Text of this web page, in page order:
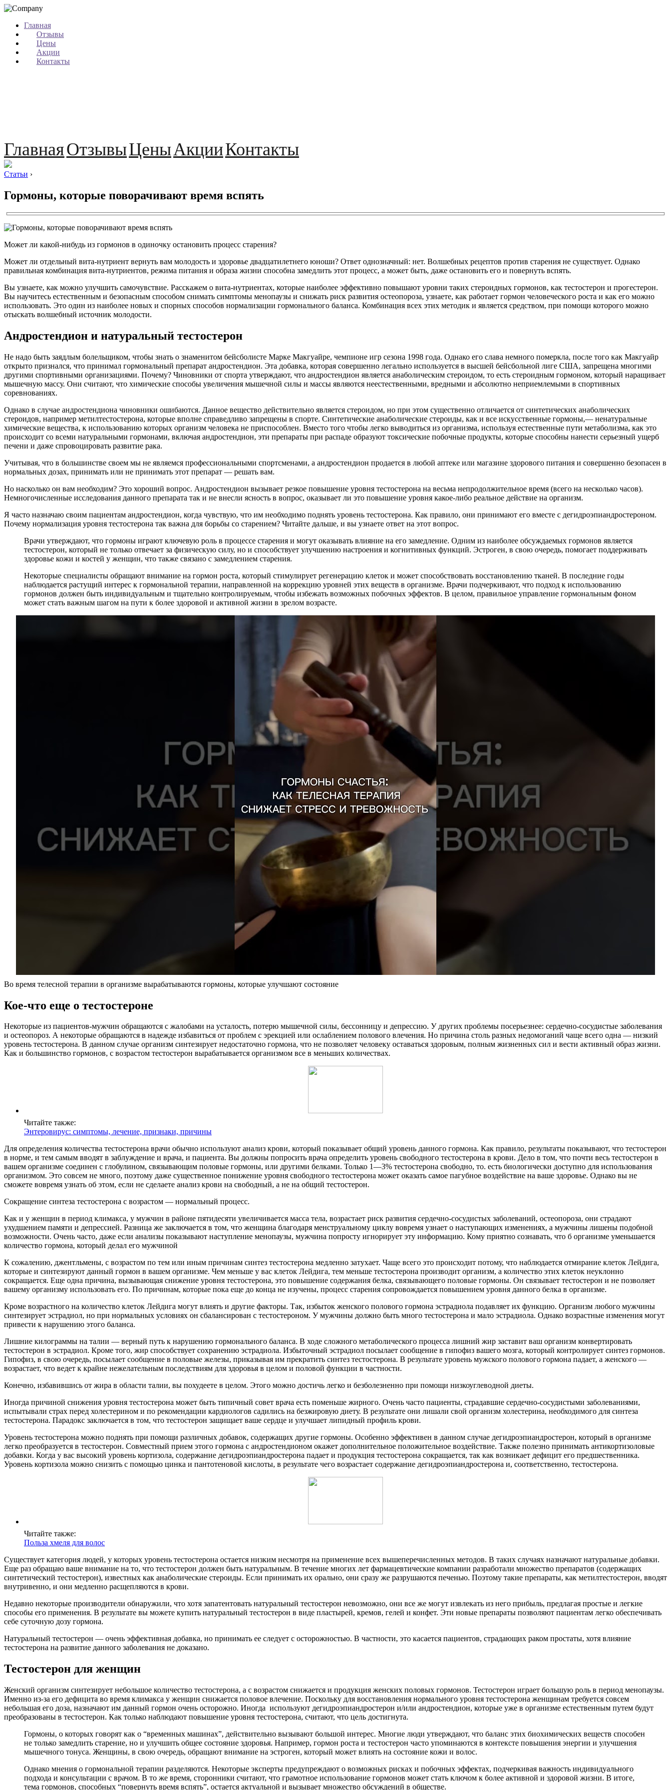
Главная
Отзывы
Цены
Акции
Контакты
ГлавнаяОтзывыЦеныАкцииКонтакты
Статьи ›
Гормоны, которые поворачивают время вспять
Может ли какой-нибудь из гормонов в одиночку остановить процесс старения?
Может ли отдельный вита-нутриент вернуть вам молодость и здоровье двадцатилетнего юноши? Ответ однозначный: нет. Волшебных рецептов против старения не существует. Однако
правильная комбинация вита-нутриентов, режима питания и образа жизни способна замедлить этот процесс, а может быть, даже остановить его и повернуть вспять.
Вы узнаете, как можно улучшить самочувствие. Расскажем о вита-нутриентах, которые наиболее эффективно повышают уровни таких стероидных гормонов, как тестостерон и прогестерон.
Вы научитесь естественным и безопасным способом снимать симптомы менопаузы и снижать риск развития остеопороза, узнаете, как работает гормон человеческого роста и как его можно
использовать. Это один из наиболее новых и спорных способов нормализации гормонального баланса. Комбинация всех этих методик и является средством, при помощи которого можно
отыскать волшебный источник молодости.
Андростендион и натуральный тестостерон
Не надо быть заядлым болельщиком, чтобы знать о знаменитом бейсболисте Марке Макгуайре, чемпионе игр сезона 1998 года. Однако его слава немного померкла, после того как Макгуайр
открыто признался, что принимал гормональный препарат андростендион. Эта добавка, которая совершенно легально используется в высшей бейсбольной лиге США, запрещена многими
другими спортивными организациями. Почему? Чиновники от спорта утверждают, что андростендион является анаболическим стероидом, то есть стероидным гормоном, который наращивает
мышечную массу. Они считают, что химические способы увеличения мышечной силы и массы являются неестественными, вредными и абсолютно неприемлемыми в спортивных
соревнованиях.
Однако в случае андростендиона чиновники ошибаются. Данное вещество действительно является стероидом, но при этом существенно отличается от синтетических анаболических
стероидов, например метилтестостерона, которые вполне справедливо запрещены в спорте. Синтетические анаболические стероиды, как и все искусственные гормоны,— ненатуральные
химические вещества, к использованию которых организм человека не приспособлен. Вместо того чтобы легко выводиться из организма, используя естественные пути метаболизма, как это
происходит со всеми натуральными гормонами, включая андростендион, эти препараты при распаде образуют токсические побочные продукты, которые способны нанести серьезный ущерб
печени и даже спровоцировать развитие рака.
Учитывая, что в большинстве своем мы не являемся профессиональными спортсменами, а андростендион продается в любой аптеке или магазине здорового питания и совершенно безопасен в
нормальных дозах, принимать или не принимать этот препарат — решать вам.
Но насколько он вам необходим? Это хороший вопрос. Андростендион вызывает резкое повышение уровня тестостерона на весьма непродолжительное время (всего на несколько часов).
Немногочисленные исследования данного препарата так и не внесли ясность в вопрос, оказывает ли это повышение уровня какое-либо реальное действие на организм.
Я часто назначаю своим пациентам андростендион, когда чувствую, что им необходимо поднять уровень тестостерона. Как правило, они принимают его вместе с дегидроэпиандростероном.
Почему нормализация уровня тестостерона так важна для борьбы со старением? Читайте дальше, и вы узнаете ответ на этот вопрос.
Врачи утверждают, что гормоны играют ключевую роль в процессе старения и могут оказывать влияние на его замедление. Одним из наиболее обсуждаемых гормонов является
тестостерон, который не только отвечает за физическую силу, но и способствует улучшению настроения и когнитивных функций. Эстроген, в свою очередь, помогает поддерживать
здоровье кожи и костей у женщин, что также связано с замедлением старения.
Некоторые специалисты обращают внимание на гормон роста, который стимулирует регенерацию клеток и может способствовать восстановлению тканей. В последние годы
наблюдается растущий интерес к гормональной терапии, направленной на коррекцию уровней этих веществ в организме. Врачи подчеркивают, что подход к использованию
гормонов должен быть индивидуальным и тщательно контролируемым, чтобы избежать возможных побочных эффектов. В целом, правильное управление гормональным фоном
может стать важным шагом на пути к более здоровой и активной жизни в зрелом возрасте.
Во время телесной терапии в организме вырабатываются гормоны, которые улучшают состояние
Кое-что еще о тестостероне
Некоторые из пациентов-мужчин обращаются с жалобами на усталость, потерю мышечной силы, бессонницу и депрессию. У других проблемы посерьезнее: сердечно-сосудистые заболевания
и остеопороз. А некоторые обращаются в надежде избавиться от проблем с эрекцией или ослаблением полового влечения. Но причина столь разных недомоганий чаще всего одна — низкий
уровень тестостерона. В данном случае организм синтезирует недостаточно гормона, что не позволяет человеку оставаться здоровым, полным жизненных сил и вести активный образ жизни.
Как и большинство гормонов, с возрастом тестостерон вырабатывается организмом все в меньших количествах.
Читайте также:
Энтеровирус: симптомы, лечение, признаки, причины
Для определения количества тестостерона врачи обычно используют анализ крови, который показывает общий уровень данного гормона. Как правило, результаты показывают, что тестостерон
в норме, и тем самым вводят в заблуждение и врача, и пациента. Вы должны попросить врача определить уровень свободного тестостерона в крови. Дело в том, что почти весь тестостерон в
вашем организме соединен с глобулином, связывающим половые гормоны, или другими белками. Только 1—3% тестостерона свободно, то. есть биологически доступно для использования
организмом. Это совсем не много, поэтому даже существенное понижение уровня свободного тестостерона может оказать самое пагубное воздействие на ваше здоровье. Однако вы не
сможете вовремя узнать об этом, если не сделаете анализ крови на свободный, а не на общий тестостерон.
Сокращение синтеза тестостерона с возрастом — нормальный процесс.
Как и у женщин в период климакса, у мужчин в районе пятидесяти увеличивается масса тела, возрастает риск развития сердечно-сосудистых заболеваний, остеопороза, они страдают
ухудшением памяти и депрессией. Разница же заключается в том, что женщина благодаря менструальному циклу вовремя узнает о наступающих изменениях, а мужчины лишены подобной
возможности. Очень часто, даже если анализы показывают наступление менопаузы, мужчина попросту игнорирует эту информацию. Кому приятно сознавать, что б организме уменьшается
количество гормона, который делал его мужчиной
К сожалению, джентльмены, с возрастом по тем или иным причинам синтез тестостерона медленно затухает. Чаще всего это происходит потому, что наблюдается отмирание клеток Лейдига,
которые и синтезируют данный гормон в вашем организме. Чем меньше у вас клеток Лейдига, тем меньше тестостерона производит организм, а количество этих клеток неуклонно
сокращается. Еще одна причина, вызывающая снижение уровня тестостерона, это повышение содержания белка, связывающего половые гормоны. Он связывает тестостерон и не позволяет
вашему организму использовать его. По причинам, которые пока еще до конца не изучены, процесс старения сопровождается повышением уровня данного белка в организме.
Кроме возрастного на количество клеток Лейдига могут влиять и другие факторы. Так, избыток женского полового гормона эстрадиола подавляет их функцию. Организм любого мужчины
синтезирует эстрадиол, но при нормальных условиях он сбалансирован с тестостероном. У мужчины должно быть много тестостерона и мало эстрадиола. Однако возрастные изменения могут
привести к нарушению этого баланса.
Лишние килограммы на талии — верный путь к нарушению гормонального баланса. В ходе сложного метаболического процесса лишний жир заставит ваш организм конвертировать
тестостерон в эстрадиол. Кроме того, жир способствует сохранению эстрадиола. Избыточный эстрадиол посылает сообщение в гипофиз вашего мозга, который контролирует синтез гормонов.
Гипофиз, в свою очередь, посылает сообщение в половые железы, приказывая им прекратить синтез тестостерона. В результате уровень мужского полового гормона падает, а женского —
возрастает, что ведет к крайне нежелательным последствиям для здоровья в целом и половой функции в частности.
Конечно, избавившись от жира в области талии, вы похудеете в целом. Этого можно достичь легко и безболезненно при помощи низкоуглеводной диеты.
Иногда причиной снижения уровня тестостерона может быть типичный совет врача есть поменьше жирного. Очень часто пациенты, страдавшие сердечно-сосудистыми заболеваниями,
испытывали страх перед холестерином и по рекомендации кардиологов садились на безжировую диету. В результате они лишали свой организм холестерина, необходимого для синтеза
тестостерона. Парадокс заключается в том, что тестостерон защищает ваше сердце и улучшает липидный профиль крови.
Уровень тестостерона можно поднять при помощи различных добавок, содержащих другие гормоны. Особенно эффективен в данном случае дегидроэпиандростерон, который в организме
легко преобразуется в тестостерон. Совместный прием этого гормона с андростендионом окажет дополнительное положительное воздействие. Также полезно принимать антикортизоловые
добавки. Когда у вас высокий уровень кортизола, содержание дегидроэпиандростерона падает и продукция тестостерона сокращается, так как возникает дефицит его предшественника.
Уровень кортизола можно снизить с помощью цинка и пантотеновой кислоты, в результате чего возрастает содержание дегидроэпиандростерона и, соответственно, тестостерона.
Читайте также:
Польза хмеля для волос
Существует категория людей, у которых уровень тестостерона остается низким несмотря на применение всех вышеперечисленных методов. В таких случаях назначают натуральные добавки.
Еще раз обращаю ваше внимание на то, что тестостерон должен быть натуральным. В течение многих лет фармацевтические компании разработали множество препаратов (содержащих
синтетический тестостерон), известных как анаболические стероиды. Если принимать их орально, они сразу же разрушаются печенью. Поэтому такие препараты, как метилтестостерон, вводят
внутривенно, и они медленно расщепляются в крови.
Недавно некоторые производители обнаружили, что хотя запатентовать натуральный тестостерон невозможно, они все же могут извлекать из него прибыль, предлагая простые и легкие
способы его применения. В результате вы можете купить натуральный тестостерон в виде пластырей, кремов, гелей и конфет. Эти новые препараты позволяют пациентам легко обеспечивать
себе суточную дозу гормона.
Натуральный тестостерон — очень эффективная добавка, но принимать ее следует с осторожностью. В частности, это касается пациентов, страдающих раком простаты, хотя влияние
тестостерона на развитие данного заболевания не доказано.
Тестостерон для женщин
Женский организм синтезирует небольшое количество тестостерона, а с возрастом снижается и продукция женских половых гормонов. Тестостерон играет большую роль в период менопаузы.
Именно из-за его дефицита во время климакса у женщин снижается половое влечение. Поскольку для восстановления нормального уровня тестостерона женщинам требуется совсем
небольшая его доза, назначают им данный гормон очень осторожно. Иногда используют дегидроэпиандростерон и/или андростендион, которые уже в организме естественным путем будут
преобразованы в тестостерон. Как только наблюдают повышение уровня тестостерона, считают, что цель достигнута.
Гормоны, о которых говорят как о “временных машинах”, действительно вызывают большой интерес. Многие люди утверждают, что баланс этих биохимических веществ способен
не только замедлить старение, но и улучшить общее состояние здоровья. Например, гормон роста и тестостерон часто упоминаются в контексте повышения энергии и улучшения
мышечного тонуса. Женщины, в свою очередь, обращают внимание на эстроген, который может влиять на состояние кожи и волос.
Однако мнения о гормональной терапии разделяются. Некоторые эксперты предупреждают о возможных рисках и побочных эффектах, подчеркивая важность индивидуального
подхода и консультации с врачом. В то же время, сторонники считают, что грамотное использование гормонов может стать ключом к более активной и здоровой жизни. В итоге,
тема гормонов, способных “повернуть время вспять”, остается актуальной и вызывает множество обсуждений в обществе.